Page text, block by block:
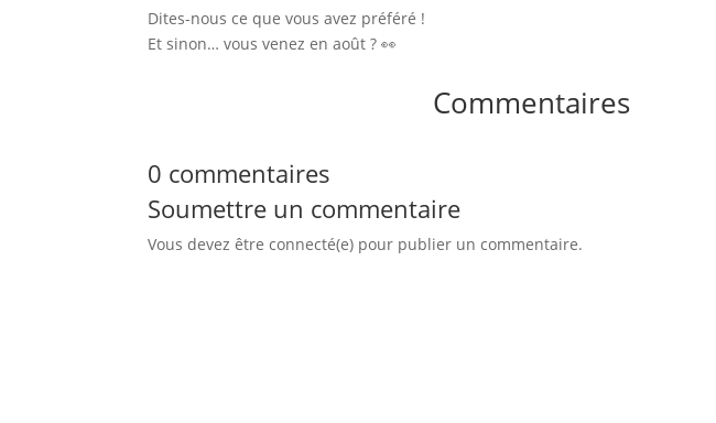
Dites-nous ce que vous avez préféré !
Et sinon… vous venez en août ? 👀
Commentaires
0 commentaires
Soumettre un commentaire
Vous devez être connecté(e) pour publier un commentaire.